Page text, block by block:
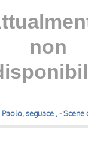
seguace , -